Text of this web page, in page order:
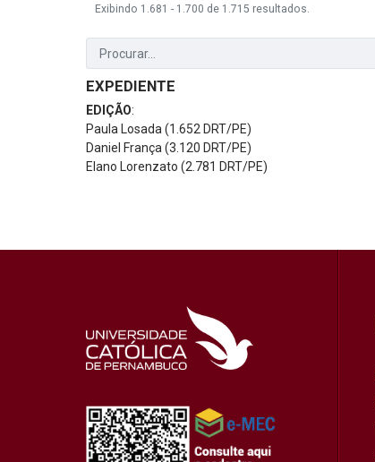
Exibindo 1.681 - 1.700 de 1.715 resultados.
EXPEDIENTE
EDIÇÃO:
Paula Losada (1.652 DRT/PE)
Daniel França (3.120 DRT/PE)
Elano Lorenzato (2.781 DRT/PE)